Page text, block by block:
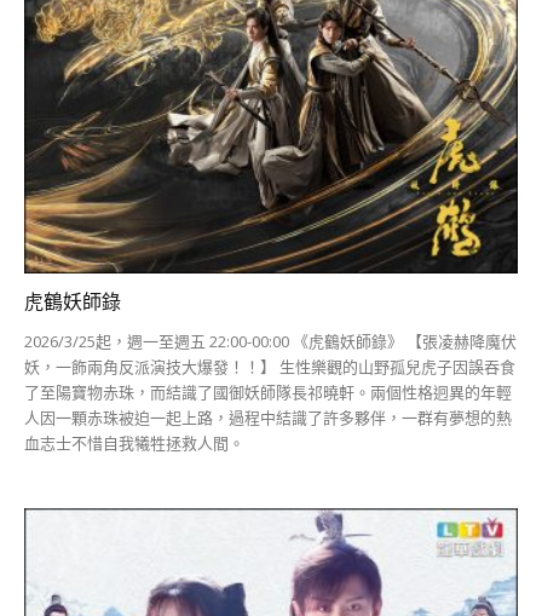
虎鶴妖師錄
2026/3/25起，週一至週五 22:00-00:00 《虎鶴妖師錄》 【張凌赫降魔伏
妖，一飾兩角反派演技大爆發！！】 生性樂觀的山野孤兒虎子因誤吞食
了至陽寶物赤珠，而結識了國御妖師隊長祁曉軒。兩個性格迥異的年輕
人因一顆赤珠被迫一起上路，過程中結識了許多夥伴，一群有夢想的熱
血志士不惜自我犧牲拯救人間。